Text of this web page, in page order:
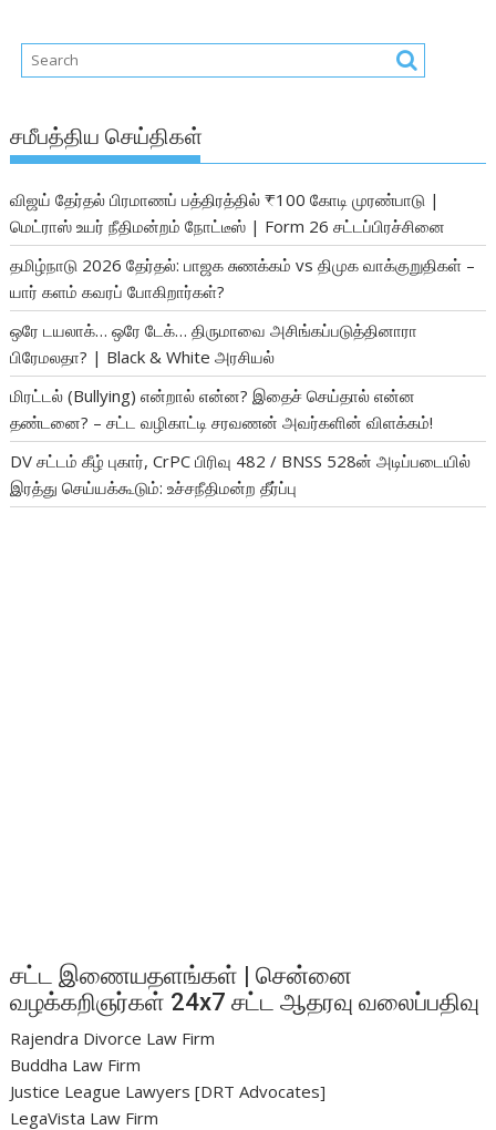
சமீபத்திய செய்திகள்
விஜய் தேர்தல் பிரமாணப் பத்திரத்தில் ₹100 கோடி முரண்பாடு |
மெட்ராஸ் உயர் நீதிமன்றம் நோட்டீஸ் | Form 26 சட்டப்பிரச்சினை
தமிழ்நாடு 2026 தேர்தல்: பாஜக சுணக்கம் vs திமுக வாக்குறுதிகள் –
யார் களம் கவரப் போகிறார்கள்?
ஒரே டயலாக்… ஒரே டேக்… திருமாவை அசிங்கப்படுத்தினாரா
பிரேமலதா? | Black & White அரசியல்
மிரட்டல் (Bullying) என்றால் என்ன? இதைச் செய்தால் என்ன
தண்டனை? – சட்ட வழிகாட்டி சரவணன் அவர்களின் விளக்கம்!
DV சட்டம் கீழ் புகார், CrPC பிரிவு 482 / BNSS 528ன் அடிப்படையில்
இரத்து செய்யக்கூடும்: உச்சநீதிமன்ற தீர்ப்பு
சட்ட இணையதளங்கள் | சென்னை
வழக்கறிஞர்கள் 24x7 சட்ட ஆதரவு வலைப்பதிவு
Rajendra Divorce Law Firm
Buddha Law Firm
Justice League Lawyers [DRT Advocates]
LegaVista Law Firm